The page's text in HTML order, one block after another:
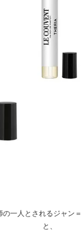
一人とされるジャン
と、